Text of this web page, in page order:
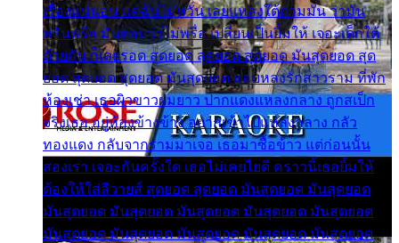
เรื่องแน่นอน แต่ฉันไม่หวั่น เลยแหลงใต้ถามมัน ว่ามัน
พรั่นพรือ มันตอบว่าไม่พรื่อ เปลี่ยนเป็นยิ้มให้ เจอะเด็กใต้
ด้วยกัน ก็เลยรอด สุดยอด สุดยอด สุดยอด มันสุดยอด สุด
ยอด สุดยอด สุดยอด มันสุดยอด แอบหลงรักสาวราม ที่พัก
ห้องเช่า เธอผิวขาวผมยาว ปากแดงแหลงกลาง ถูกสเป็ก
จริงเธอ อยู่ห้องข้างข้าง อยากเข้าไปแหลงกลาง กลัว
ทองแดง กลับจากรามมาเจอ เธอมาซื้อข้าว แต่ก่อนนั้น
สองเรา เจอะกันครั้งใด เธอไม่เคยไยดี คราวนี้เธอยิ้มให้
ต้องให้ใส่ลีวายส์ สุดยอด สุดยอด มันสุดยอด มันสุดยอด
มันสุดยอด มันสุดยอด มันสุดยอด มันสุดยอด มันสุดยอด
มันสุดยอด มันสุดยอด มันสุดยอด มันสุดยอด มันสุดยอด